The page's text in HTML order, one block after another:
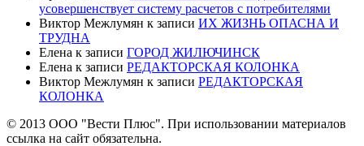
усовершенствует систему расчетов с потребителями
Виктор Межлумян к записи ИХ ЖИЗНЬ ОПАСНА И
ТРУДНА
Елена к записи ГОРОД ЖИЛЮЧИНСК
Елена к записи РЕДАКТОРСКАЯ КОЛОНКА
Виктор Межлумян к записи РЕДАКТОРСКАЯ
КОЛОНКА
© 2013 ООО "Вести Плюс". При использовании материалов
ссылка на сайт обязательна.